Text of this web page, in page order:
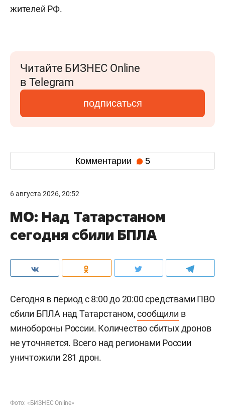
жителей РФ.
Читайте БИЗНЕС Online
в Telegram
подписаться
Комментарии 5
6 августа 2026, 20:52
МО: Над Татарстаном
сегодня сбили БПЛА
Сегодня в период с 8:00 до 20:00 средствами ПВО
сбили БПЛА над Татарстаном,сообщили в
минобороны России. Количество сбитых дронов
не уточняется. Всего над регионами России
уничтожили 281 дрон.
Фото: «БИЗНЕС Online»